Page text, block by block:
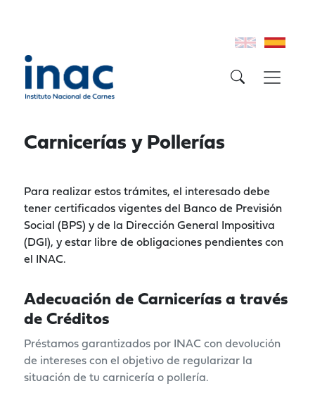
Carnicerías y Pollerías
Para realizar estos trámites, el interesado debe
tener certificados vigentes del Banco de Previsión
Social (BPS) y de la Dirección General Impositiva
(DGI), y estar libre de obligaciones pendientes con
el INAC.
Adecuación de Carnicerías a través
de Créditos
Préstamos garantizados por INAC con devolución
de intereses con el objetivo de regularizar la
situación de tu carnicería o pollería.